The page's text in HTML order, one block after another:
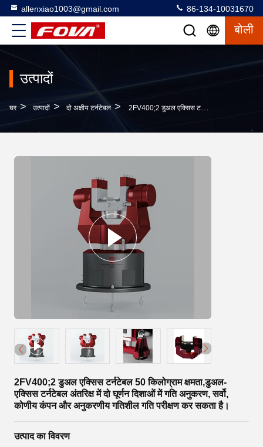
allenxiao1003@gmail.com 86-134-10031670
बोली
उत्पादों
घर > उत्पादों > दो अक्षीय टर्नटेबल > 2FV400;2 डुअल एक्सिस टर्नटेबल 50 किलोग्राम क्षमता,डुअल-एक्सिस टर्नटेबल अंतरिक्ष में दो घूर्णन दिशाओं में गति अनुकरण, सर्वो, कोणीय कंपन और अनुकरणीय गतिशील गति परीक्षण कर सकता है।
2FV400;2 डुअल एक्सिस टर्नटेबल 50 किलोग्राम क्षमता,डुअल-
एक्सिस टर्नटेबल अंतरिक्ष में दो घूर्णन दिशाओं में गति अनुकरण, सर्वो,
कोणीय कंपन और अनुकरणीय गतिशील गति परीक्षण कर सकता है।
उत्पाद का विवरण